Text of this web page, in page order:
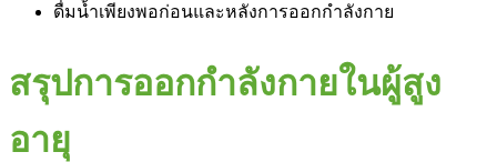
ดื่มน้ำเพียงพอก่อนและหลังการออกกำลังกาย
สรุปการออกกำลังกายในผู้สูง
อายุ